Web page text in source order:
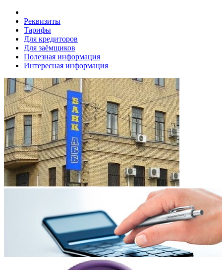
Реквизиты
Тарифы
Для кредиторов
Для заёмщиков
Полезная информация
Интересная информация